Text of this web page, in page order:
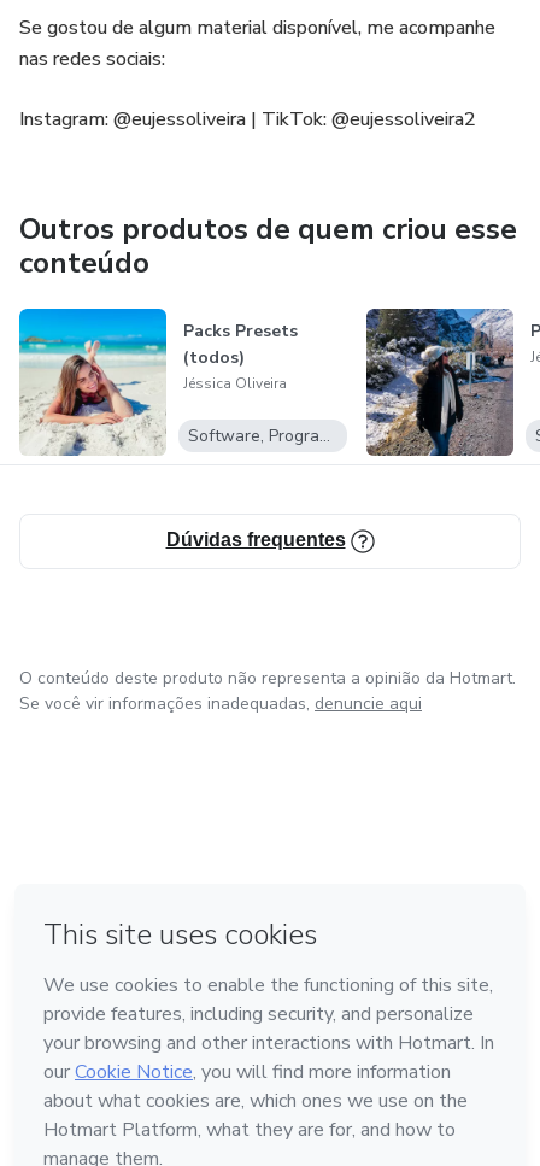
Se gostou de algum material disponível, me acompanhe
nas redes sociais:
Instagram: @eujessoliveira | TikTok: @eujessoliveira2
Outros produtos de quem criou esse
conteúdo
Packs Presets
(todos)
Jéssica Oliveira
Software, Programas para baixar
Dúvidas frequentes
O conteúdo deste produto não representa a opinião da Hotmart.
Se você vir informações inadequadas, denuncie aqui
Feito com ❤ na Cidade do México
Conheça a Hotmart
Idioma
Português